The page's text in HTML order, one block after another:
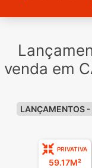
venda em
LANÇAMENTOS
PRIVATIVA
59.17M²